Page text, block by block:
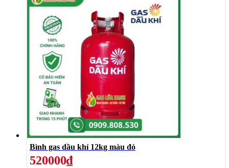
Bình gas dầu khí 12kg màu đỏ
520000₫